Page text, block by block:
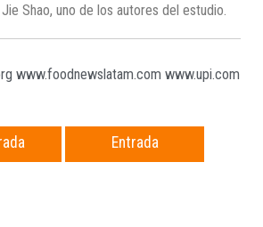
Shao, uno de los autores del estudio.
www.foodnewslatam.com www.upi.com
Entrada